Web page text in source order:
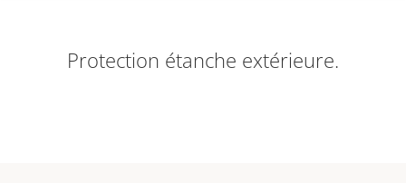
Protection étanche extérieure.